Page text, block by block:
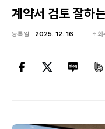
계약서 검토 잘하
등록일 2025. 12. 16 조회